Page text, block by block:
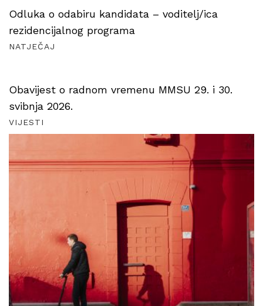
Odluka o odabiru kandidata – voditelj/ica
rezidencijalnog programa
NATJEČAJ
Obavijest o radnom vremenu MMSU 29. i 30.
svibnja 2026.
VIJESTI